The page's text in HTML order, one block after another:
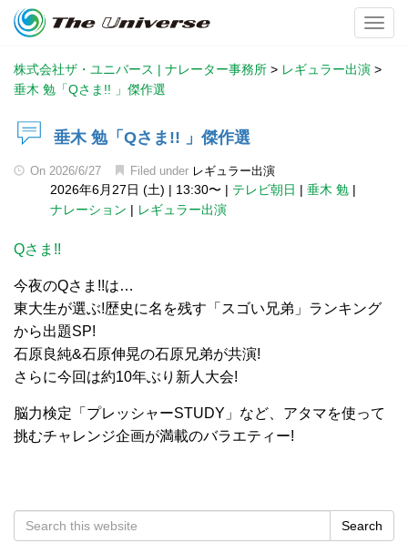
株式会社ザ・ユニバース | ナレーター事務所 > レギュラー出演 >
垂木 勉「Qさま!! 」傑作選
垂木 勉「Qさま!! 」傑作選
On 2026/6/27 Filed under レギュラー出演
2026年6月27日 (土) | 13:30〜 | テレビ朝日 | 垂木 勉 |
ナレーション | レギュラー出演
Qさま!!
今夜のQさま!!は…
東大生が選ぶ!歴史に名を残す「スゴい兄弟」ランキング
から出題SP!
石原良純&石原伸晃の石原兄弟が共演!
さらに今回は約10年ぶり新人大会!
脳力検定「プレッシャーSTUDY」など、アタマを使って
挑むチャレンジ企画が満載のバラエティー!
Search